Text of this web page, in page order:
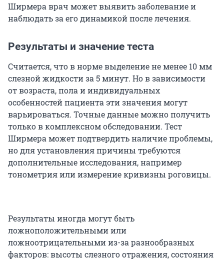
Ширмера врач может выявить заболевание и
наблюдать за его динамикой после лечения.
Результаты и значение теста
Считается, что в норме выделение не менее 10 мм
слезной жидкости за 5 минут. Но в зависимости
от возраста, пола и индивидуальных
особенностей пациента эти значения могут
варьироваться. Точные данные можно получить
только в комплексном обследовании. Тест
Ширмера может подтвердить наличие проблемы,
но для установления причины требуются
дополнительные исследования, например
тонометрия или измерение кривизны роговицы.
Результаты иногда могут быть
ложноположительными или
ложноотрицательными из-за разнообразных
факторов: высоты слезного отражения, состояния